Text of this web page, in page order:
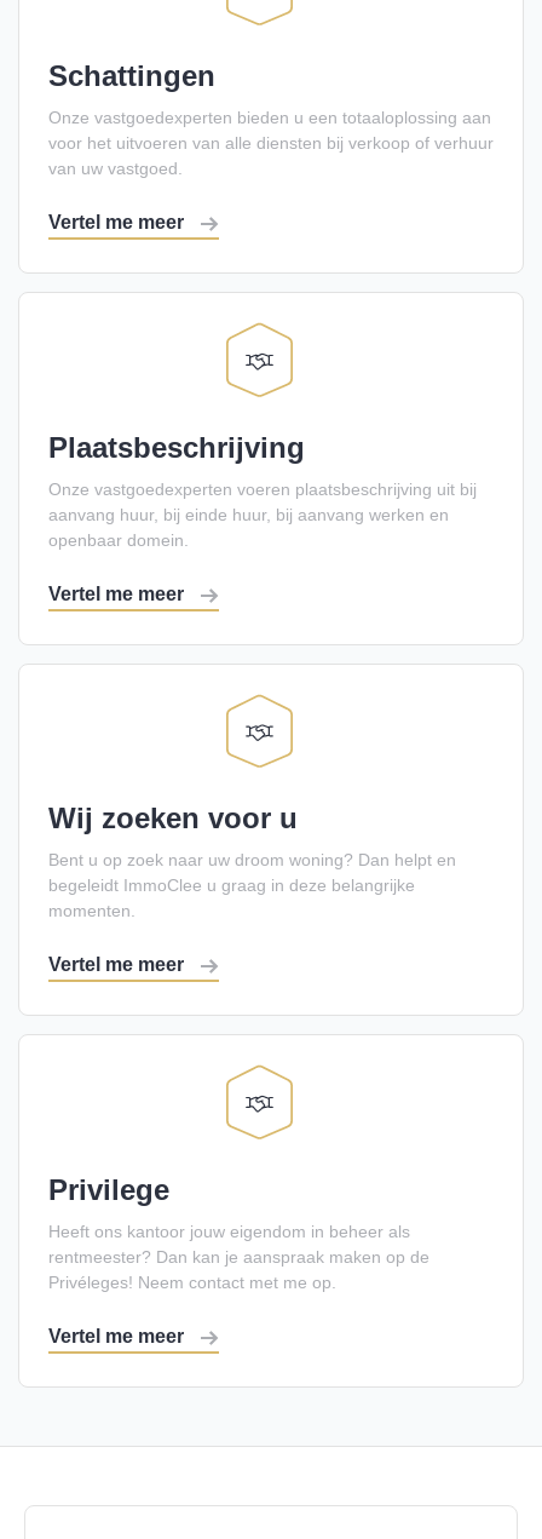
Schattingen
Onze vastgoedexperten bieden u een totaaloplossing aan
voor het uitvoeren van alle diensten bij verkoop of verhuur
van uw vastgoed.
Vertel me meer
Plaatsbeschrijving
Onze vastgoedexperten voeren plaatsbeschrijving uit bij
aanvang huur, bij einde huur, bij aanvang werken en
openbaar domein.
Vertel me meer
Wij zoeken voor u
Bent u op zoek naar uw droom woning? Dan helpt en
begeleidt ImmoClee u graag in deze belangrijke
momenten.
Vertel me meer
Privilege
Heeft ons kantoor jouw eigendom in beheer als
rentmeester? Dan kan je aanspraak maken op de
Privéleges! Neem contact met me op.
Vertel me meer